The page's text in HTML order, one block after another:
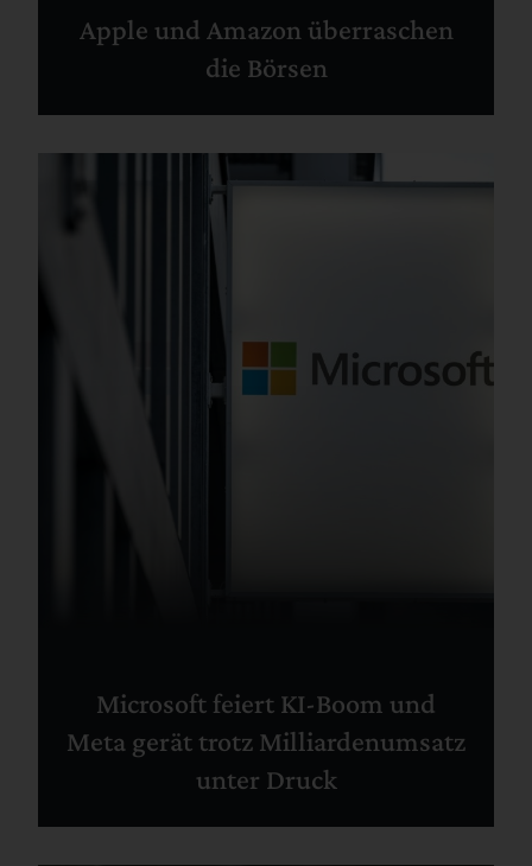
Apple und Amazon überraschen
die Börsen
Microsoft feiert KI-Boom und
Meta gerät trotz Milliardenumsatz
unter Druck